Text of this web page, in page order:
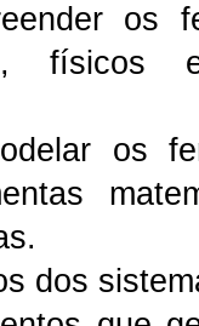
os
os
dos